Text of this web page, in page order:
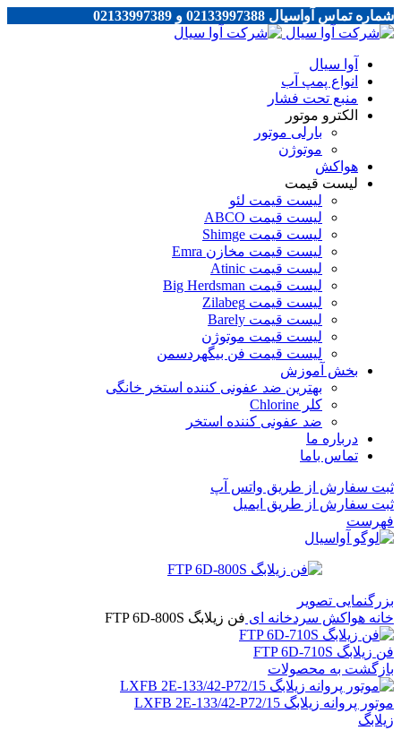
شماره تماس آواسیال 02133997388 و 02133997389
آوا سیال
انواع پمپ آب
منبع تحت فشار
الکترو موتور
بارلی موتور
موتوژن
هواکش
لیست قیمت
لیست قیمت لئو
لیست قیمت ABCO
لیست قیمت Shimge
لیست قیمت مخازن Emra
لیست قیمت Atinic
لیست قیمت Big Herdsman
لیست قیمت Zilabeg
لیست قیمت Barely
لیست قیمت موتوژن
لیست قیمت فن بیگهردسمن
بخش آموزش
بهترین ضد عفونی کننده استخر خانگی
کلر Chlorine
ضد عفونی کننده استخر
درباره ما
تماس باما
ثبت سفارش از طریق واتس آپ
ثبت سفارش از طریق ایمیل
فهرست
بزرگنمایی تصویر
خانه هواکش سردخانه ای فن زیلابگ FTP 6D-800S
فن زیلابگ FTP 6D-710S
بازگشت به محصولات
موتور پروانه زیلابگ LXFB 2E-133/42-P72/15
زیلابگ